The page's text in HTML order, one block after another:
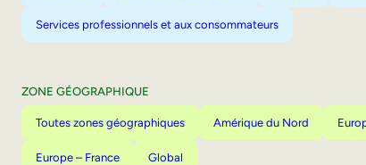
Services professionnels et aux consommateurs
ZONE GÉOGRAPHIQUE
Toutes zones géographiques Amérique du Nord
Europe – France Global